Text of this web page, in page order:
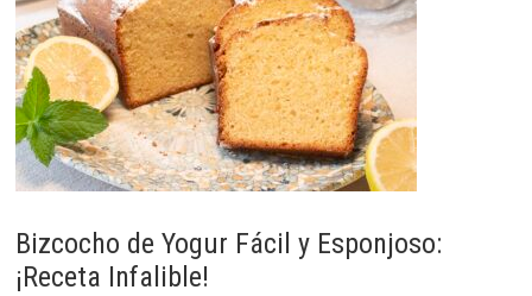
Bizcocho de Yogur Fácil y Esponjoso:
¡Receta Infalible!